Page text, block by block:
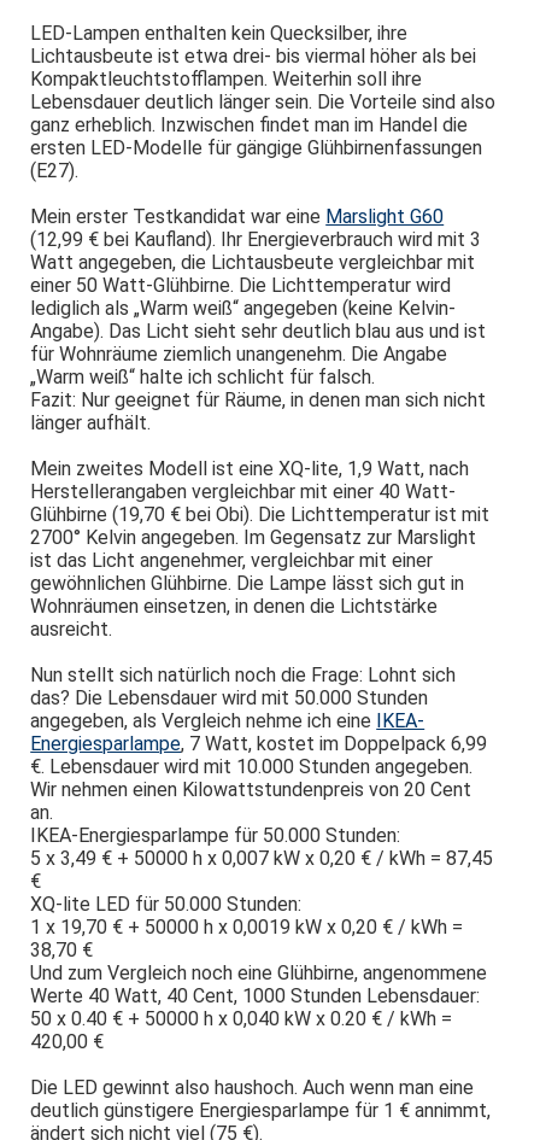
LED-Lampen enthalten kein Quecksilber, ihre
Lichtausbeute ist etwa drei- bis viermal höher als bei
Kompaktleuchtstofflampen. Weiterhin soll ihre
Lebensdauer deutlich länger sein. Die Vorteile sind also
ganz erheblich. Inzwischen findet man im Handel die
ersten LED-Modelle für gängige Glühbirnenfassungen
(E27).
Mein erster Testkandidat war eine Marslight G60
(12,99 € bei Kaufland). Ihr Energieverbrauch wird mit 3
Watt angegeben, die Lichtausbeute vergleichbar mit
einer 50 Watt-Glühbirne. Die Lichttemperatur wird
lediglich als „Warm weiß“ angegeben (keine Kelvin-
Angabe). Das Licht sieht sehr deutlich blau aus und ist
für Wohnräume ziemlich unangenehm. Die Angabe
„Warm weiß“ halte ich schlicht für falsch.
Fazit: Nur geeignet für Räume, in denen man sich nicht
länger aufhält.
Mein zweites Modell ist eine XQ-lite, 1,9 Watt, nach
Herstellerangaben vergleichbar mit einer 40 Watt-
Glühbirne (19,70 € bei Obi). Die Lichttemperatur ist mit
2700° Kelvin angegeben. Im Gegensatz zur Marslight
ist das Licht angenehmer, vergleichbar mit einer
gewöhnlichen Glühbirne. Die Lampe lässt sich gut in
Wohnräumen einsetzen, in denen die Lichtstärke
ausreicht.
Nun stellt sich natürlich noch die Frage: Lohnt sich
das? Die Lebensdauer wird mit 50.000 Stunden
angegeben, als Vergleich nehme ich eine IKEA-
Energiesparlampe, 7 Watt, kostet im Doppelpack 6,99
€. Lebensdauer wird mit 10.000 Stunden angegeben.
Wir nehmen einen Kilowattstundenpreis von 20 Cent
an.
IKEA-Energiesparlampe für 50.000 Stunden:
5 x 3,49 € + 50000 h x 0,007 kW x 0,20 € / kWh = 87,45
€
XQ-lite LED für 50.000 Stunden:
1 x 19,70 € + 50000 h x 0,0019 kW x 0,20 € / kWh =
38,70 €
Und zum Vergleich noch eine Glühbirne, angenommene
Werte 40 Watt, 40 Cent, 1000 Stunden Lebensdauer:
50 x 0.40 € + 50000 h x 0,040 kW x 0.20 € / kWh =
420,00 €
Die LED gewinnt also haushoch. Auch wenn man eine
deutlich günstigere Energiesparlampe für 1 € annimmt,
ändert sich nicht viel (75 €).